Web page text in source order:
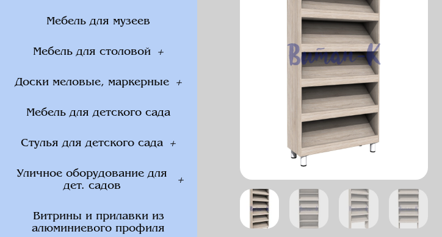
Мебель для музеев
Мебель для столовой
Доски меловые, маркерные
Мебель для детского сада
Стулья для детского сада
Уличное оборудование для
дет. садов
Витрины и прилавки из
алюминиевого профиля